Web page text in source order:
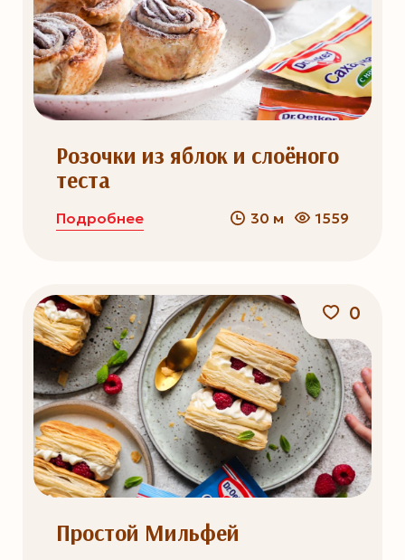
Розочки из яблок и слоёного
теста
Подробнее 30 м 1559
0
Простой Мильфей